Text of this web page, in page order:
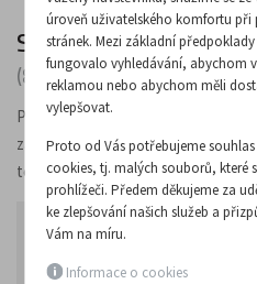
Skříně na
(8 produktů)
Plechové skříně a vozíky na
zařízení, jako jsou mobily, tablety a
též máme skříně na úschovu
Najprodávanější v kategorii
úroveň uživatelského komfortu při
stránek. Mezi základní
fungovalo vyhledávání, abychom
reklamou nebo abychom měli
vylepšovat.
Proto od Vás potřebujeme
cookies, tj. malých souborů, které
prohlížeči. Předem děkujeme za
ke zlepšování našich služeb a
Vám na míru.
Informace o cookies